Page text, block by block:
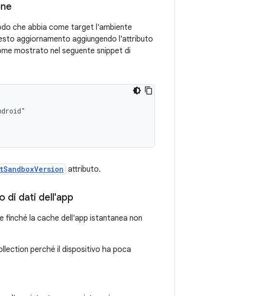
che abbia come target l'ambiente
aggiornamento aggiungendo l'attributo
mostrato nel seguente snippet di
attributo.
di dati dell'app
finché la cache dell'app istantanea non
perché il dispositivo ha poca